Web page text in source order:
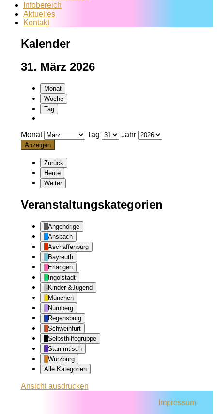
Infobereich
Aktuelles
Kontakt
Kalender
31. März 2026
Monat
Woche
Tag
Monat Tag Jahr
Zurück
Heute
Weiter
Veranstaltungskategorien
Angehörige
Ansbach
Aschaffenburg
Bayreuth
Erlangen
Ingolstadt
Kinder-&Jugend
München
Nürnberg
Regensburg
Schweinfurt
Selbsthilfegruppe
Stammtisch
Würzburg
Alle Kategorien
Ansichtausdrucken
Impressum